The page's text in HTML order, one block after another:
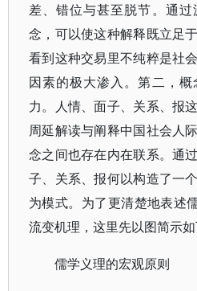
差、错位与甚至脱节。通
念，可以使这种解释既立足
看到这种交易里不纯粹是社
因素的极大渗入。第二，
力。人情、面子、关系、报
周延解读与阐释中国社会人
念之间也存在内在联系。通
子、关系、报何以构造了一
为模式。为了更清楚地表述
流变机理，这里先以图简示如
儒学义理的宏观原则